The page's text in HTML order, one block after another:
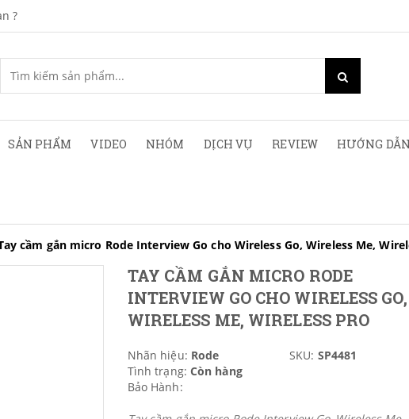
?
SẢN PHẨM VIDEO NHÓM DỊCH VỤ REVIEW HƯỚNG
cầm gắn micro Rode Interview Go cho Wireless Go, Wireless Me,
TAY CẦM GẮN MICRO RODE
INTERVIEW GO CHO WIRELESS GO,
WIRELESS ME, WIRELESS PRO
Nhãn hiệu: Rode SKU: SP4481
Tình trạng: Còn hàng
Bảo Hành: